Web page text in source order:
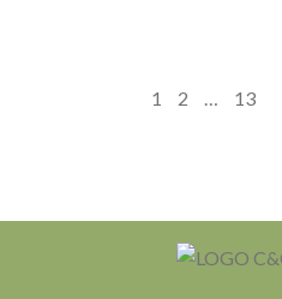
1 2 … 13